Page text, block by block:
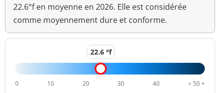
Bactéries coliformes
/100ml-MS
<1 n/(100mL) <=0 n/(100mL)
<10 µg/L
Bact. aér. revivifiables
à 22°-68h
1 n/mL
22.6°f en moyenne en 2026. Elle est considérée
comme moyennement dure et conforme.
22.6 °f
0 10 20 30 40 > 50 +